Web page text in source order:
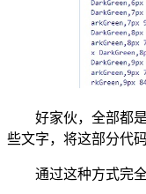
好家伙，全部都
些文字，将这部分代
通过这种方式完